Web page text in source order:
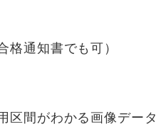
格通知書でも可）
区間がわかる画像データ